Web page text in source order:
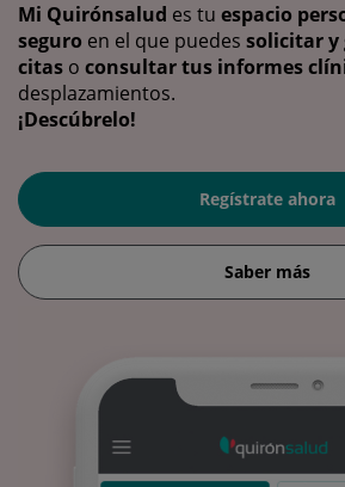
Mi Quirónsalud es tu espacio
seguro en el que puedes solicitar y
citas o consultar tus informes
desplazamientos.
¡Descúbrelo!
Regístrate ahora
Saber más